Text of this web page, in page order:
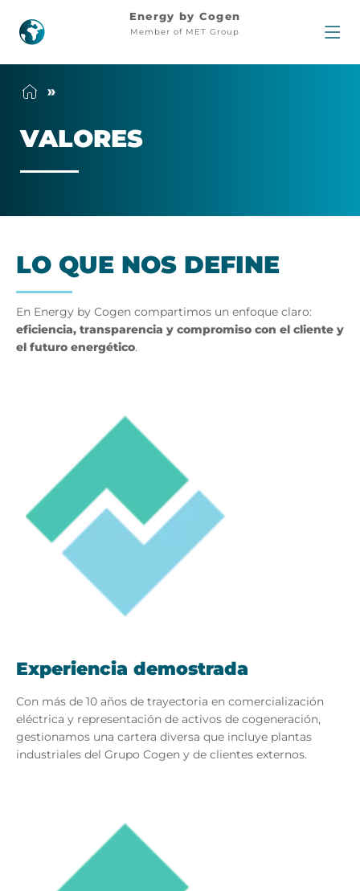
Valores Energy by Cogen
Member of MET Group
VA­LO­RES
LO QUE NOS DE­FI­NE
En Energy by Cogen compartimos un enfoque claro:
eficiencia, transparencia y compromiso con el cliente y
el futuro energético.
Experiencia demostrada
Con más de 10 años de trayectoria en comercialización
eléctrica y representación de activos de cogeneración,
gestionamos una cartera diversa que incluye plantas
industriales del Grupo Cogen y de clientes externos.